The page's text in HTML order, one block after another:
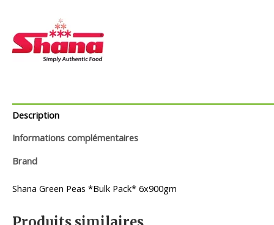
Description
Informations complémentaires
Brand
Shana Green Peas *Bulk Pack* 6x900gm